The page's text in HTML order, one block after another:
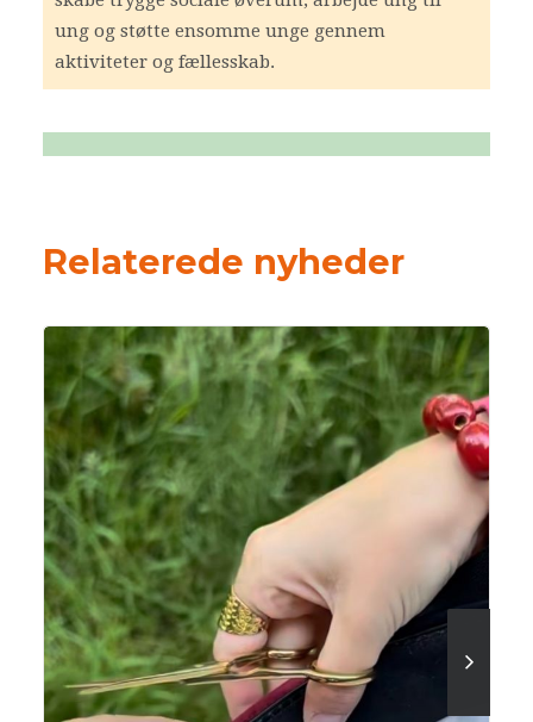
ung og støtte ensomme unge gennem
aktiviteter og fællesskab.
Relaterede nyheder